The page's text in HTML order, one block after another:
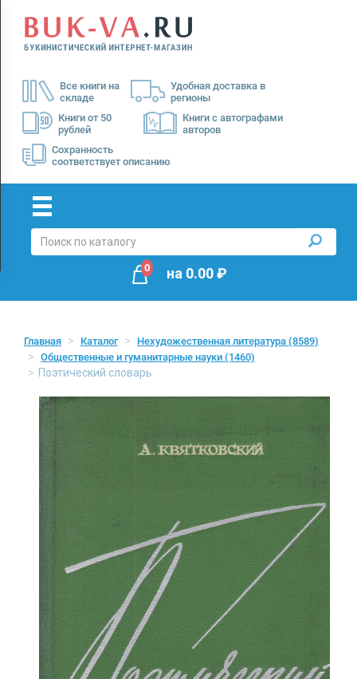
Все книги на
складе
Удобная доставка в
регионы
Книги от 50
рублей
Книги с автографами
авторов
Сохранность
соответствует описанию
Menu
Доставка
Оплата
0 на 0.00₽
Главная Каталог Нехудожественная литература (8589)
Общественные и гуманитарные науки (1460)
Поэтический словарь